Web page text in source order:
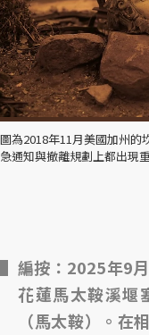
圖為2018年11月美國加州的
急通知與撤離規劃上都出現
編按：2025年9
花蓮馬太鞍溪堰
（馬太鞍）。在